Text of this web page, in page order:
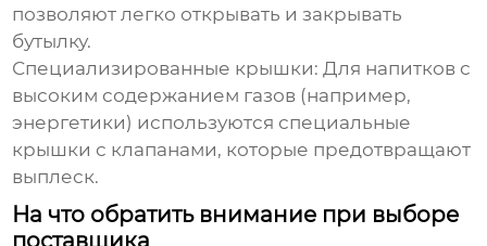
позволяют легко открывать и закрывать
бутылку.
Специализированные крышки: Для напитков с
высоким содержанием газов (например,
энергетики) используются специальные
крышки с клапанами, которые предотвращают
выплеск.
На что обратить внимание при выборе
поставщика